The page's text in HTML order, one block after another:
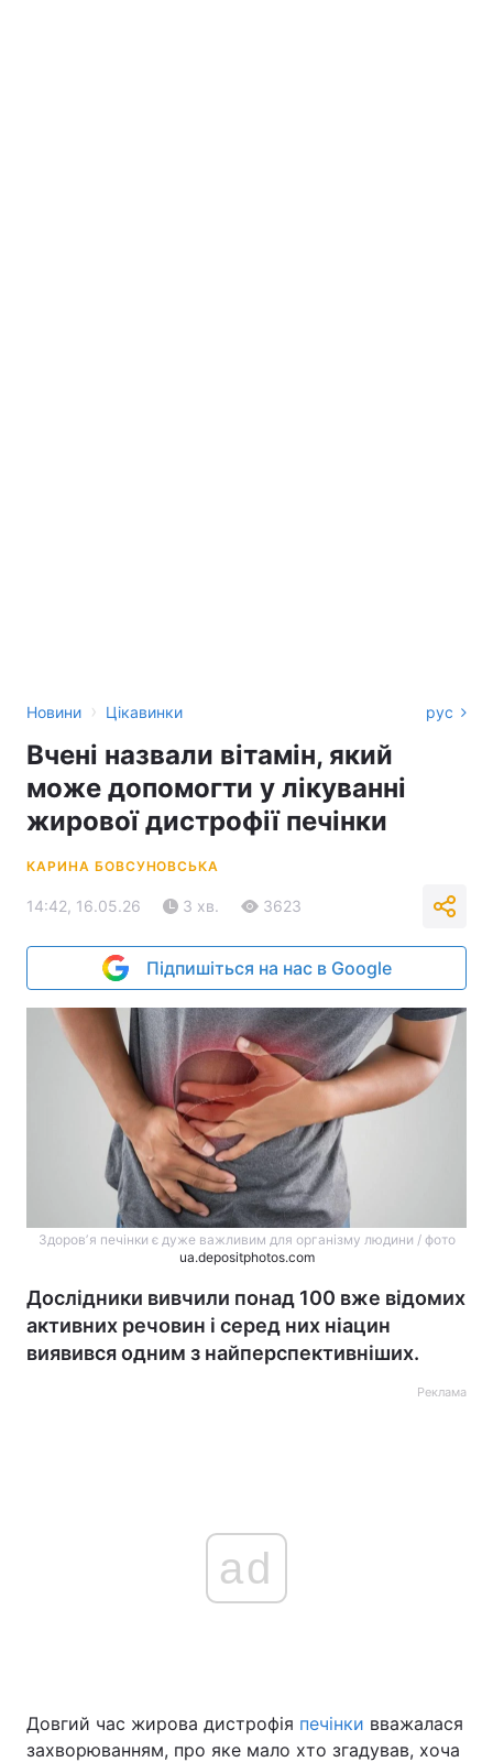
Новини › Цікавинки рус
Вчені назвали вітамін, який
може допомогти у лікуванні
жирової дистрофії печінки
КАРИНА БОВСУНОВСЬКА
14:42, 16.05.26 3 хв. 3623
Підпишіться на нас в Google
Здоровʼя печінки є дуже важливим для організму людини / фото
ua.depositphotos.com
Дослідники вивчили понад 100 вже відомих
активних речовин і серед них ніацин
виявився одним з найперспективніших.
Реклама
ad
Довгий час жирова дистрофія печінки вважалася
захворюванням, про яке мало хто згадував, хоча